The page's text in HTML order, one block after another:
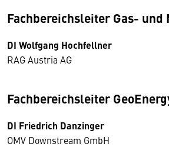
Fachbereichsleiter Gas- und
DI Wolfgang Hochfellner
RAG Austria AG
Fachbereichsleiter
DI Friedrich Danzinger
OMV Downstream GmbH